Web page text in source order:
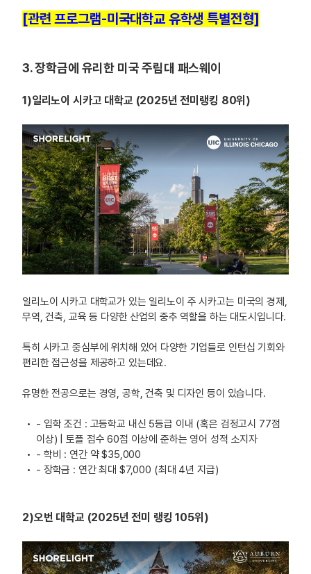
[관련 프로그램-미국대학교 유학생 특별전형]
3. 장학금에 유리한 미국 주립대 패스웨이
1)일리노이 시카고 대학교 (2025년 전미랭킹 80위)
일리노이 시카고 대학교가 있는 일리노이 주 시카고는 미국의 경제,
무역, 건축, 교육 등 다양한 산업의 중추 역할을 하는 대도시입니다.
특히 시카고 중심부에 위치해 있어 다양한 기업들로 인턴십 기회와
편리한 접근성을 제공하고 있는데요.
유명한 전공으로는 경영, 공학, 건축 및 디자인 등이 있습니다.
- 입학 조건 : 고등학교 내신 5등급 이내 (혹은 검정고시 77점
이상) | 토플 점수 60점 이상에 준하는 영어 성적 소지자
- 학비 : 연간 약 $35,000
- 장학금 : 연간 최대 $7,000 (최대 4년 지급)
2)오번 대학교 (2025년 전미 랭킹 105위)